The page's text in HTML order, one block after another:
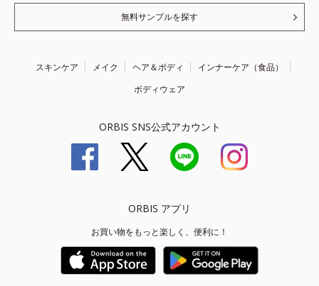
無料サンプルを探す
スキンケア メイク ヘア＆ボディ
インナーケア（食品）
ボディウェア
ORBIS SNS公式アカウント
ORBIS アプリ
お買い物をもっと楽しく、便利に！